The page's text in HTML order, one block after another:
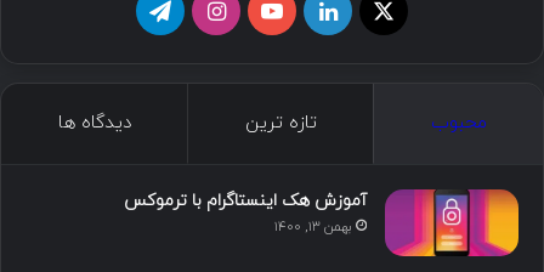
د
و
ت
ا
محبوب تازه ترین دیدگاه ها
آموزش هک اینستاگرام با ترموکس
بهمن ۱۳, ۱۴۰۰